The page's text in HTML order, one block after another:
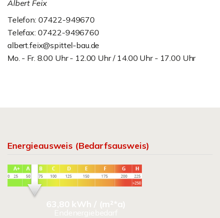
Albert Feix
Telefon: 07422-949670
Telefax: 07422-9496760
albert.feix@spittel-bau.de
Mo. - Fr. 8.00 Uhr - 12.00 Uhr / 14.00 Uhr - 17.00 Uhr
Energieausweis (Bedarfsausweis)
63,80 kWh / (m²*a)
Endenergiebedarf